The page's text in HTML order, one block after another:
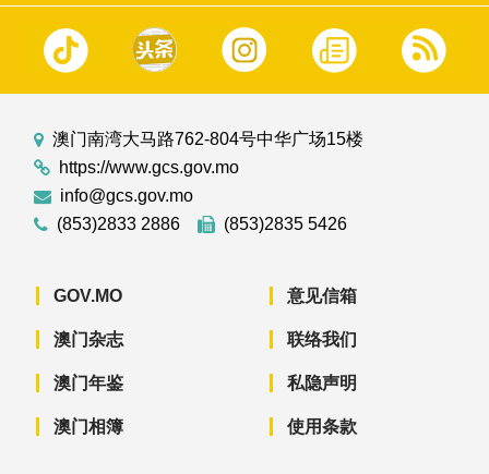
澳门南湾大马路762-804号中华广场15楼
https://www.gcs.gov.mo
info@gcs.gov.mo
(853)2833 2886
(853)2835 5426
GOV.MO
澳门杂志
澳门年鉴
澳门相簿
意见信箱
联络我们
私隐声明
使用条款